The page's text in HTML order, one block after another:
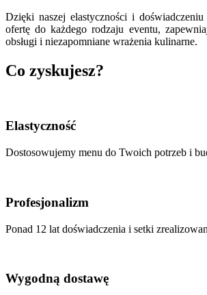
Dzięki naszej elastyczności i
ofertę do każdego rodzaju eventu,
obsługi i niezapomniane wrażenia kulinarne.
Co zyskujesz?
Elastyczność
Dostosowujemy menu do Twoich potrzeb i
Profesjonalizm
Ponad 12 lat doświadczenia i setki
Wygodną dostawę